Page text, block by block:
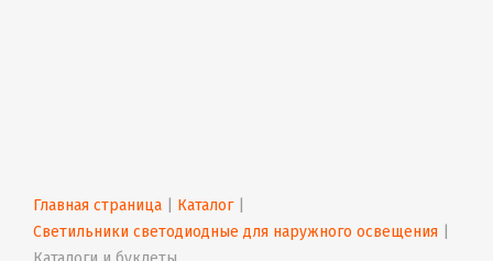
Главная страница Каталог |
Светильники светодиодные для наружного освещения